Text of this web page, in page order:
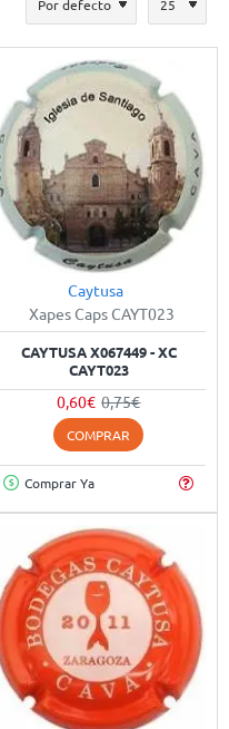
Caytusa
Xapes Caps CAYT023
CAYTUSA X067449 - XC
CAYT023
0,60€ 0,75€
COMPRAR
Comprar Ya